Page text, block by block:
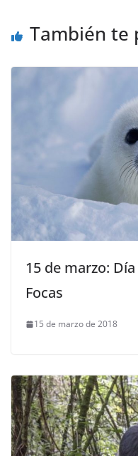
También te
15 de marzo:
Focas
15 de marzo de 2018